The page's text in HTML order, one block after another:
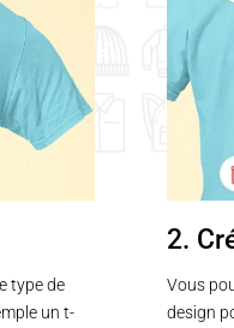
type de
un t-
2.
Vous
design